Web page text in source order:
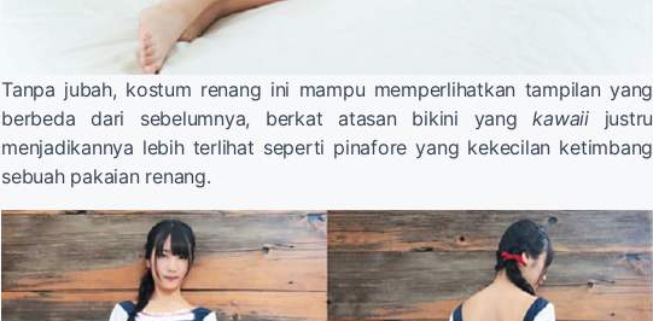
Tanpa jubah, kostum renang ini mampu memperlihatkan tampilan yang
berbeda dari sebelumnya, berkat atasan bikini yangkawaiijustru
menjadikannya lebih terlihat seperti pinafore yang kekecilan ketimbang
sebuah pakaian renang.